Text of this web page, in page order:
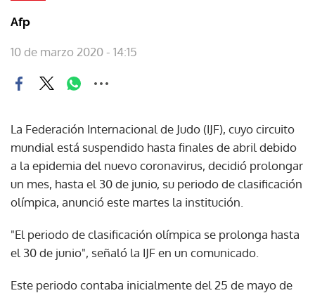
Afp
10 de marzo 2020 - 14:15
La Federación Internacional de Judo (IJF), cuyo circuito
mundial está suspendido hasta finales de abril debido
a la epidemia del nuevo coronavirus, decidió prolongar
un mes, hasta el 30 de junio, su periodo de clasificación
olímpica, anunció este martes la institución.
"El periodo de clasificación olímpica se prolonga hasta
el 30 de junio", señaló la IJF en un comunicado.
Este periodo contaba inicialmente del 25 de mayo de